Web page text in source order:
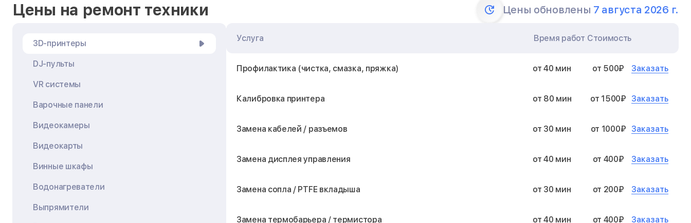
Цены на ремонт техники Цены обновлены 7 августа 2026 г.
3D-принтеры
DJ-пульты
VR системы
Варочные панели
Видеокамеры
Видеокарты
Винные шкафы
Водонагреватели
Выпрямители
Услуга Время работ Стоимость
Профилактика (чистка, смазка, пряжка) от 40 мин от 500₽ Заказать
Калибровка принтера от 80 мин от 1500₽ Заказать
Замена кабелей / разъемов от 30 мин от 1000₽ Заказать
Замена дисплея управления от 40 мин от 400₽ Заказать
Замена сопла / PTFE вкладыша от 30 мин от 200₽ Заказать
Замена термобарьера / термистора от 40 мин от 400₽ Заказать